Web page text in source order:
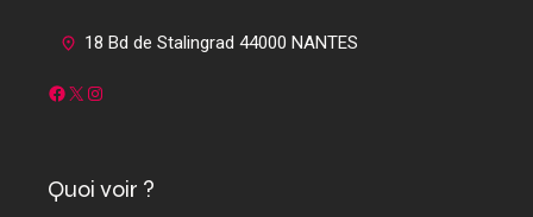
18 Bd de Stalingrad 44000 NANTES
Facebook
X Instagram
Quoi voir ?